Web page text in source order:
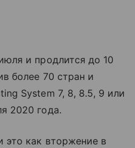
и продлится до 10
более 70 стран и
System 7, 8, 8.5, 9 или
2020 года.
это как вторжение в